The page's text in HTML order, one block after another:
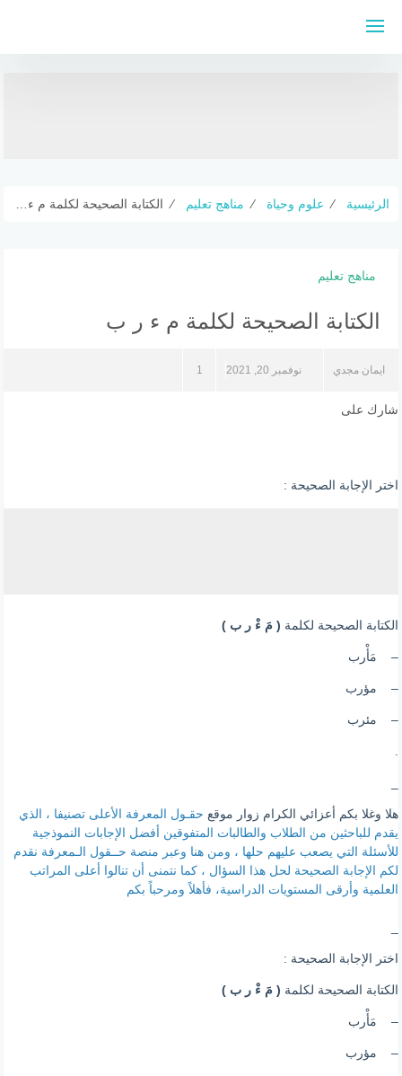
الرئيسية ⁄ علوم وحياة ⁄ مناهج تعليم ⁄ الكتابة الصحيحة لكلمة م ء ر ب
مناهج تعليم
الكتابة الصحيحة لكلمة م ء ر ب
ايمان مجدي نوفمبر 20, 2021 1
شارك على
اختر الإجابة الصحيحة :
الكتابة الصحيحة لكلمة ( مَ ءْ ر ب )
– مَأْرب
– مؤرب
– مئرب
هلا وغلا بكم أعزائي الكرام زوار موقع حقـول المعرفة الأعلى تصنيفا ، الذي
يقدم للباحثين من الطلاب والطالبات المتفوقين أفضل الإجابات النموذجية
للأسئلة التي يصعب عليهم حلها ، ومن هنا وعبر منصة حــقول الـمعرفة نقدم
لكم الإجابة الصحيحة لحل هذا السؤال ، كما نتمنى أن تنالوا أعلى المراتب
العلمية وأرقى المستويات الدراسية، فأهلاً ومرحباً بكم
اختر الإجابة الصحيحة :
الكتابة الصحيحة لكلمة ( مَ ءْ ر ب )
– مَأْرب
– مؤرب